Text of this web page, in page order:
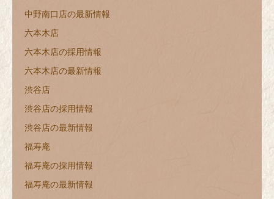
中野南口店の最新情報
六本木店
六本木店の採用情報
六本木店の最新情報
渋谷店
渋谷店の採用情報
渋谷店の最新情報
福寿庵
福寿庵の採用情報
福寿庵の最新情報